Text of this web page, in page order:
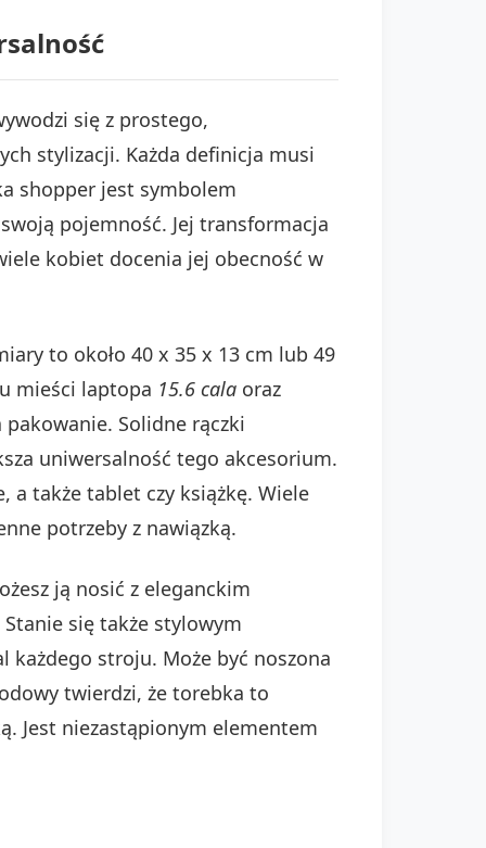
się z prostego,
stylizacji. Każda definicja musi
shopper jest symbolem
pojemność. Jej transformacja
kobiet docenia jej obecność w
to około 40 x 35 x 13 cm lub 49
mieści laptopa 15.6 cala oraz
Solidne rączki
uniwersalność tego akcesorium.
także tablet czy książkę. Wiele
potrzeby z nawiązką.
ją nosić z eleganckim
się także stylowym
każdego stroju. Może być noszona
twierdzi, że torebka to
Jest niezastąpionym elementem